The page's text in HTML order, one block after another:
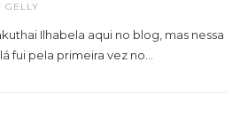
GELLY
Ilhabela aqui no blog, mas nessa
fui pela primeira vez no…